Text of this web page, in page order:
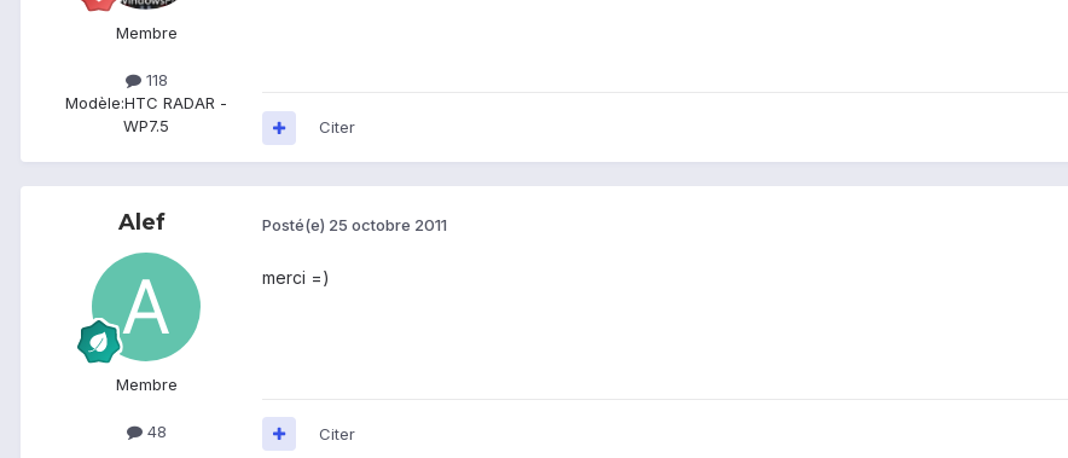
Membre
118
Modèle:HTC RADAR -
WP7.5
Citer
Alef
Membre
48
Posté(e) 25 octobre 2011
merci =)
Citer